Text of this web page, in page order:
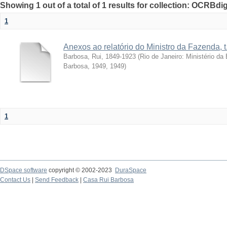
Showing 1 out of a total of 1 results for collection:
1
Anexos ao relatório do Ministro da Fazenda,
Barbosa, Rui, 1849-1923 (Rio de Janeiro: Ministério
Barbosa, 1949, 1949)
1
DSpace software copyright © 2002-2023
DuraSpace
Contact Us
Send Feedback Casa Rui Barbosa